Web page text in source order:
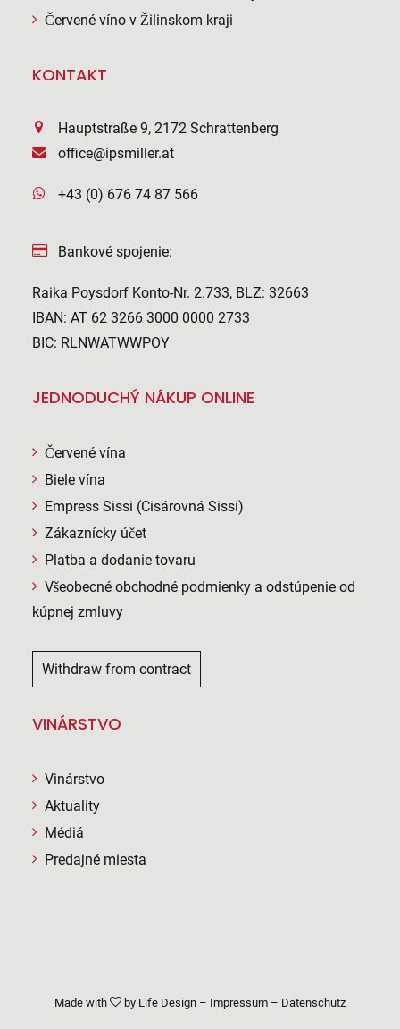
Červené víno v Žilinskom kraji
KONTAKT
Hauptstraße 9, 2172 Schrattenberg
office@ipsmiller.at
+43 (0) 676 74 87 566
Bankové spojenie:
Raika Poysdorf Konto-Nr. 2.733, BLZ: 32663
IBAN: AT 62 3266 3000 0000 2733
BIC: RLNWATWWPOY
JEDNODUCHÝ NÁKUP ONLINE
Červené vína
Biele vína
Empress Sissi (Cisárovná Sissi)
Zákaznícky účet
Platba a dodanie tovaru
Všeobecné obchodné podmienky a odstúpenie od
kúpnej zmluvy
Withdraw from contract
VINÁRSTVO
Vinárstvo
Aktuality
Médiá
Predajné miesta
Made with by Life Design – Impressum – Datenschutz